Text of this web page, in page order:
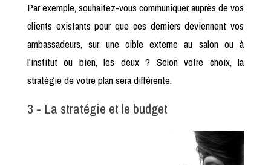
Par exemple, souhaitez-vous communiquer auprès de vos
clients existants pour que ces derniers deviennent vos
ambassadeurs, sur une cible externe au salon ou à
l'institut ou bien, les deux ? Selon votre choix, la
stratégie de votre plan sera différente.
3 - La stratégie et le budget